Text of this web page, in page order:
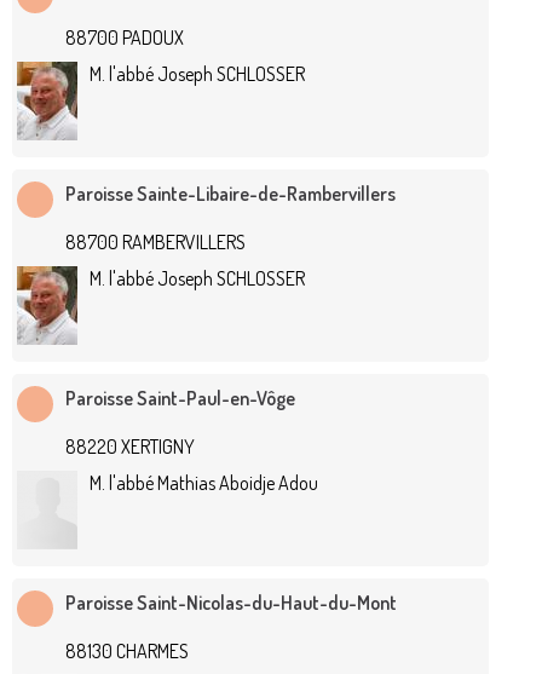
88700 PADOUX
M. l'abbé Joseph SCHLOSSER
Paroisse Sainte-Libaire-de-Rambervillers
88700 RAMBERVILLERS
M. l'abbé Joseph SCHLOSSER
Paroisse Saint-Paul-en-Vôge
88220 XERTIGNY
M. l'abbé Mathias Aboidje Adou
Paroisse Saint-Nicolas-du-Haut-du-Mont
88130 CHARMES